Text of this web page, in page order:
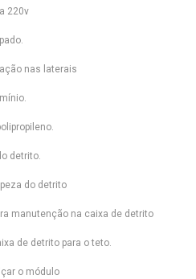
220v
nas laterais
detrito.
do detrito
manutenção na caixa de detrito
de detrito para o teto.
o módulo